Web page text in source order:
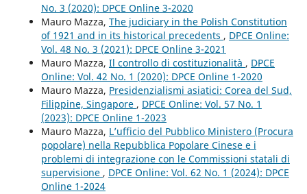
No. 3 (2020): DPCE Online 3-2020
Mauro Mazza, The judiciary in the Polish Constitution
of 1921 and in its historical precedents , DPCE Online:
Vol. 48 No. 3 (2021): DPCE Online 3-2021
Mauro Mazza, Il controllo di costituzionalità , DPCE
Online: Vol. 42 No. 1 (2020): DPCE Online 1-2020
Mauro Mazza, Presidenzialismi asiatici: Corea del Sud,
Filippine, Singapore , DPCE Online: Vol. 57 No. 1
(2023): DPCE Online 1-2023
Mauro Mazza, L’ufficio del Pubblico Ministero (Procura
popolare) nella Repubblica Popolare Cinese e i
problemi di integrazione con le Commissioni statali di
supervisione , DPCE Online: Vol. 62 No. 1 (2024): DPCE
Online 1-2024